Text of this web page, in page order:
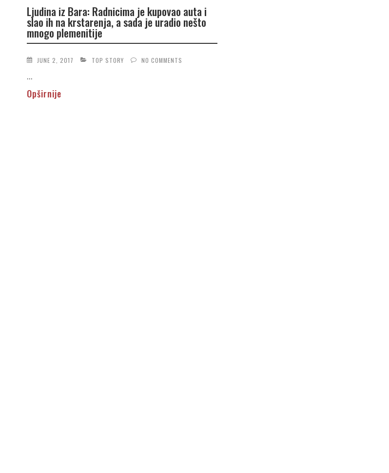
Ljudina iz Bara: Radnicima je kupovao auta i
slao ih na krstarenja, a sada je uradio nešto
mnogo plemenitije
JUNE 2, 2017 TOP STORY NO COMMENTS
...
Opširnije